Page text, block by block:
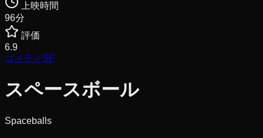
上映時間
96分
評価
6.9
コメディ SF
スペースボール
Spaceballs